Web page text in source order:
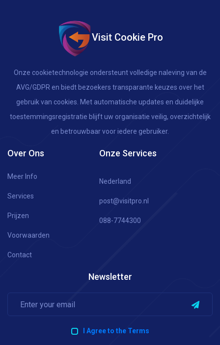
Visit Cookie Pro
Onze cookietechnologie ondersteunt volledige naleving van de
AVG/GDPR en biedt bezoekers transparante keuzes over het
gebruik van cookies. Met automatische updates en duidelijke
toestemmingsregistratie blijft uw organisatie veilig, overzichtelijk
en betrouwbaar voor iedere gebruiker.
Over Ons
Meer Info
Services
Prijzen
Voorwaarden
Contact
Onze Services
Nederland
post@visitpro.nl
088-7744300
Newsletter
I Agree to the Terms